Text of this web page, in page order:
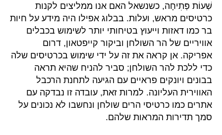
שְׁעוֹת פְּתִיחָה, כשנשאל האם אנו ממליצים לקנות
כרטיסים מראש, ועלות. בבלוג אפילו היה מידע על חיות
בר כמו דאזות וייעוץ בטיחותי יותר לשימוש בכבלים
אוויריים של הר השולחן וביקור קייפטאון, דרום
אפריקה. אן קראה את זה על ידי שימוש בכרטיסים שלה
כדי ללכת להר השולחן; סביר להניח שהיא תראה
בבונים ויונקים פראיים עם הגיעה לתחנת הרכבל
האווירית העליונה. למרות זאת, עובדה זו נבדקה עם
אתרים כמו כרטיסי הרים שולחן ונחשבו לא נכונים על
סמך תדירות המראות שלהם.